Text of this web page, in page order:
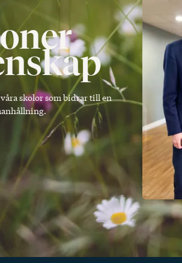
skolor som bidrar till en